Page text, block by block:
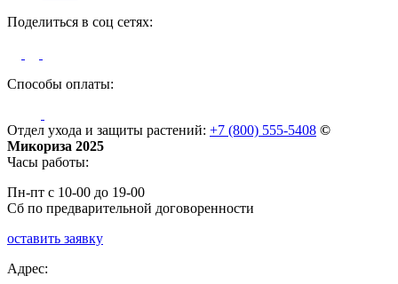
Поделиться в соц сетях:
Способы оплаты:
Отдел ухода и защиты растений: +7 (800) 555-5408 ©
Микориза 2025
Часы работы:
Пн-пт с 10-00 до 19-00
Сб по предварительной договоренности
оставить заявку
Адрес: